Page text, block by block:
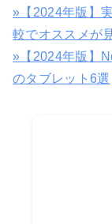
»【2024年版】
較でオススメが
»【2024年版】
のタブレット6選